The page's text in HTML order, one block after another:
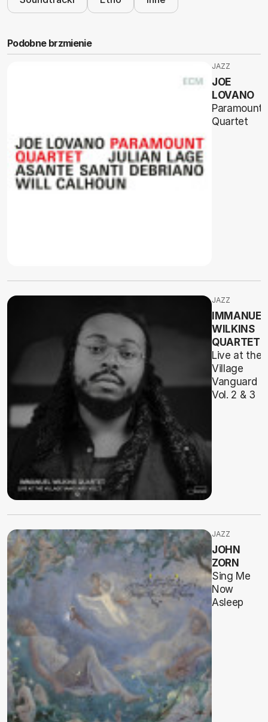
Podobne brzmienie
JAZZ
JOE
LOVANO
Paramount
Quartet
JAZZ
IMMANUEL
WILKINS
QUARTET
Live at the
Village
Vanguard
Vol. 2 & 3
JAZZ
JOHN
ZORN
Sing Me
Now
Asleep